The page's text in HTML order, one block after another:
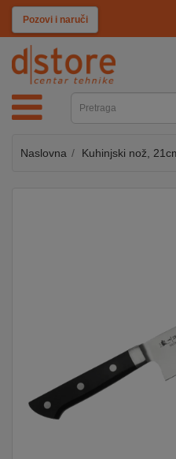
Pozovi i naruči
KATEGORIJE
TV
SAT
MOBILNI
DOM
Naslovna Kuhinjski nož,